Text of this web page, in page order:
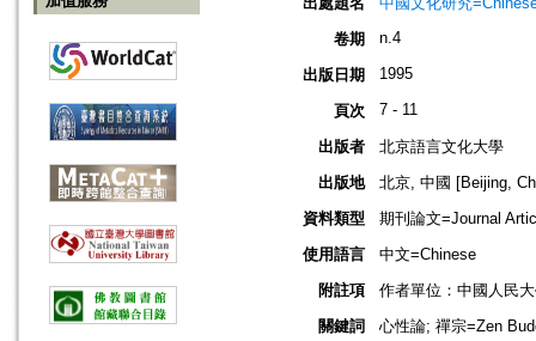
卷期
n.4
出版日期 1995
頁次 7 - 11
出版者
北京語言文化大學
出版地
北京, 中國 [Beijing,
資料類型
期刊論文=Journal
使用語言
中文=Chinese
附註項
作者單位：中國人民
關鍵詞
心性論; 禪宗=Zen